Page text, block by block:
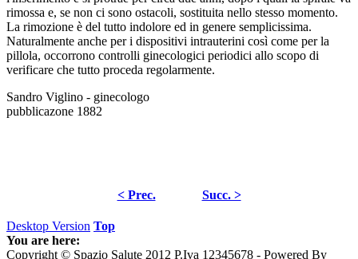
rimossa e, se non ci sono ostacoli, sostituita nello stesso momento.
La rimozione è del tutto indolore ed in genere semplicissima.
Naturalmente anche per i dispositivi intrauterini così come per la
pillola, occorrono controlli ginecologici periodici allo scopo di
verificare che tutto proceda regolarmente.
Sandro Viglino - ginecologo
pubblicazone 1882
< Prec. Succ. >
Desktop Version Top
You are here:
Copyright © Spazio Salute 2012 P.Iva 12345678 - Powered By